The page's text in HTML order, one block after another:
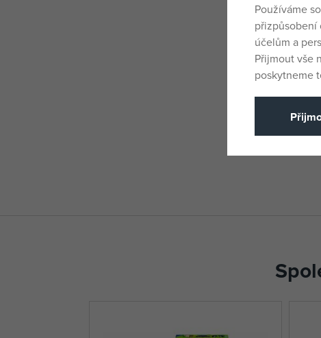
Používáme
přizpůsobení
účelům a
Přijmout vše
poskytneme